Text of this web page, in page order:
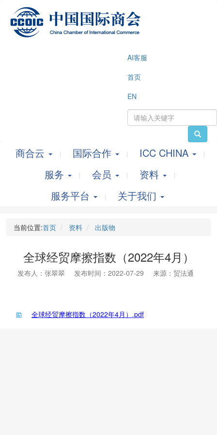
AI客服
首页
EN
商合云 国际合作
ICC CHINA
服务
会员
资料
服务平台
关于我们
当前位置:首页 资料 出版物
全球经贸摩擦指数（2022年4月）
发布人：张翠翠 发布时间：2022-07-29 来源：贸法通
全球经贸摩擦指数（2022年4月）.pdf